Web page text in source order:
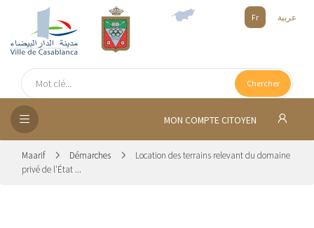
Fr عربية
Chercher
MON COMPTE CITOYEN
Maarif Démarches
Location des terrains relevant du domaine
privé de l'État ...